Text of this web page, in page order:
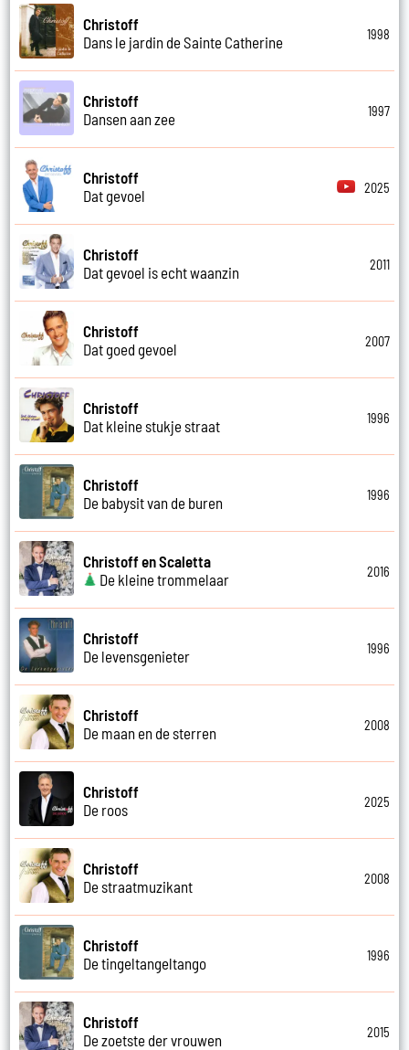
Christoff
Dans le jardin de Sainte Catherine
1998
Christoff
Dansen aan zee
1997
Christoff
Dat gevoel
2025
Christoff
Dat gevoel is echt waanzin
2011
Christoff
Dat goed gevoel
2007
Christoff
Dat kleine stukje straat
1996
Christoff
De babysit van de buren
1996
Christoff en Scaletta
De kleine trommelaar
2016
Christoff
De levensgenieter
1996
Christoff
De maan en de sterren
2008
Christoff
De roos
2025
Christoff
De straatmuzikant
2008
Christoff
De tingeltangeltango
1996
Christoff
De zoetste der vrouwen
2015